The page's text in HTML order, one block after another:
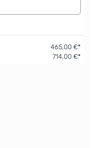
465,00 €*
714,00 €*